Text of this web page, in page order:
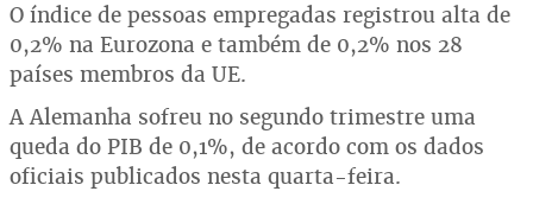
O índice de pessoas empregadas registrou alta de
0,2% na Eurozona e também de 0,2% nos 28
países membros da UE.
A Alemanha sofreu no segundo trimestre uma
queda do PIB de 0,1%, de acordo com os dados
oficiais publicados nesta quarta-feira.